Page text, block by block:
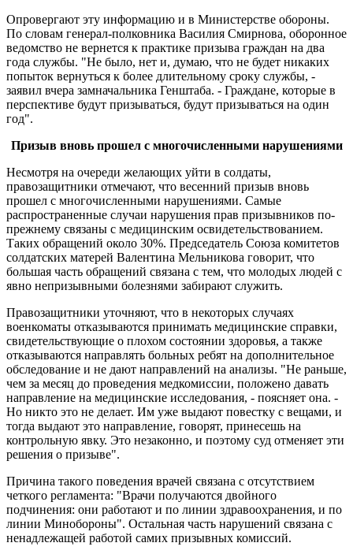
Опровергают эту информацию и в Министерстве обороны.
По словам генерал-полковника Василия Смирнова, оборонное
ведомство не вернется к практике призыва граждан на два
года службы. "Не было, нет и, думаю, что не будет никаких
попыток вернуться к более длительному сроку службы, -
заявил вчера замначальника Генштаба. - Граждане, которые в
перспективе будут призываться, будут призываться на один
год".
Призыв вновь прошел с многочисленными нарушениями
Несмотря на очереди желающих уйти в солдаты,
правозащитники отмечают, что весенний призыв вновь
прошел с многочисленными нарушениями. Самые
распространенные случаи нарушения прав призывников по-
прежнему связаны с медицинским освидетельствованием.
Таких обращений около 30%. Председатель Союза комитетов
солдатских матерей Валентина Мельникова говорит, что
большая часть обращений связана с тем, что молодых людей с
явно непризывными болезнями забирают служить.
Правозащитники уточняют, что в некоторых случаях
военкоматы отказываются принимать медицинские справки,
свидетельствующие о плохом состоянии здоровья, а также
отказываются направлять больных ребят на дополнительное
обследование и не дают направлений на анализы. "Не раньше,
чем за месяц до проведения медкомиссии, положено давать
направление на медицинские исследования, - поясняет она. -
Но никто это не делает. Им уже выдают повестку с вещами, и
тогда выдают это направление, говорят, принесешь на
контрольную явку. Это незаконно, и поэтому суд отменяет эти
решения о призыве".
Причина такого поведения врачей связана с отсутствием
четкого регламента: "Врачи получаются двойного
подчинения: они работают и по линии здравоохранения, и по
линии Минобороны". Остальная часть нарушений связана с
ненадлежащей работой самих призывных комиссий.